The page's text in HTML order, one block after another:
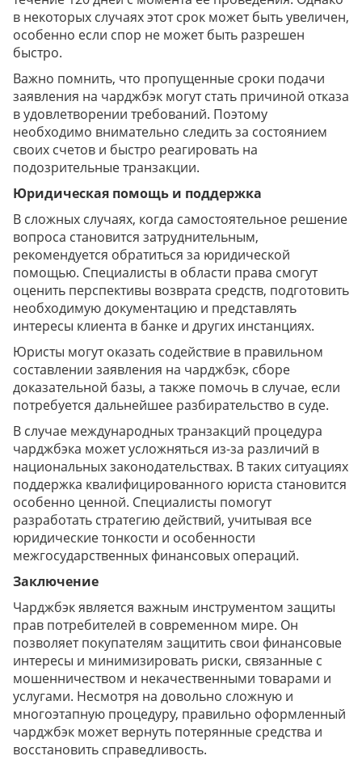
в некоторых случаях этот срок может быть увеличен,
особенно если спор не может быть разрешен
быстро.
Важно помнить, что пропущенные сроки подачи
заявления на чарджбэк могут стать причиной отказа
в удовлетворении требований. Поэтому
необходимо внимательно следить за состоянием
своих счетов и быстро реагировать на
подозрительные транзакции.
Юридическая помощь и поддержка
В сложных случаях, когда самостоятельное решение
вопроса становится затруднительным,
рекомендуется обратиться за юридической
помощью. Специалисты в области права смогут
оценить перспективы возврата средств, подготовить
необходимую документацию и представлять
интересы клиента в банке и других инстанциях.
Юристы могут оказать содействие в правильном
составлении заявления на чарджбэк, сборе
доказательной базы, а также помочь в случае, если
потребуется дальнейшее разбирательство в суде.
В случае международных транзакций процедура
чарджбэка может усложняться из-за различий в
национальных законодательствах. В таких ситуациях
поддержка квалифицированного юриста становится
особенно ценной. Специалисты помогут
разработать стратегию действий, учитывая все
юридические тонкости и особенности
межгосударственных финансовых операций.
Заключение
Чарджбэк является важным инструментом защиты
прав потребителей в современном мире. Он
позволяет покупателям защитить свои финансовые
интересы и минимизировать риски, связанные с
мошенничеством и некачественными товарами и
услугами. Несмотря на довольно сложную и
многоэтапную процедуру, правильно оформленный
чарджбэк может вернуть потерянные средства и
восстановить справедливость.